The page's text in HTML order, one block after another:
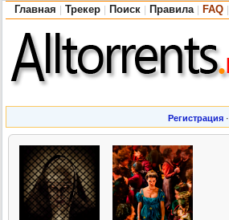
Главная Трекер Поиск Правила FAQ
Регистрация ·